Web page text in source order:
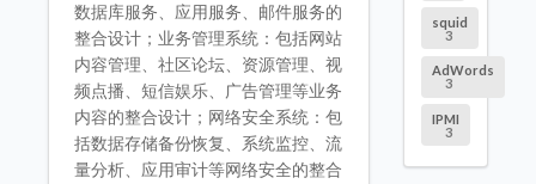
数据库服务、应用服务、邮件服务的
整合设计；业务管理系统：包括网站
内容管理、社区论坛、资源管理、视
频点播、短信娱乐、广告管理等业务
内容的整合设计；网络安全系统：包
括数据存储备份恢复、系统监控、流
量分析、应用审计等网络安全的整合
squid
3
AdWords
3
IPMI
3